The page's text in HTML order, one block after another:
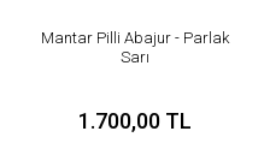
Mantar Pilli Abajur - Parlak
Sarı
1.700,00 TL